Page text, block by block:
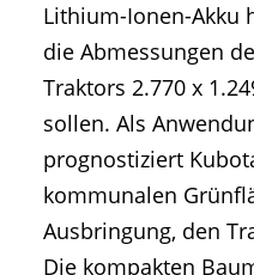
Lithium-Ionen-Akku
die Abmessungen
Traktors 2.770 x
sollen. Als
prognostiziert
kommunalen
Ausbringung, den
Die kompakten